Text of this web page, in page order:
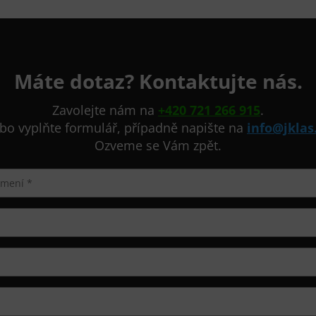
Máte dotaz? Kontaktujte nás.
Zavolejte nám na +420 721 266 915.
vyplňte formulář, případně napište na
Ozveme se Vám zpět.